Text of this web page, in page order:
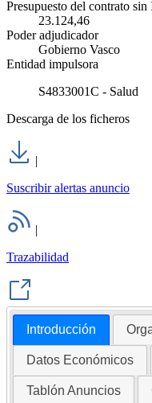
Presupuesto del contrato sin
23.124,46
Poder adjudicador
Gobierno Vasco
Entidad impulsora
S4833001C - Salud
Descarga de los ficheros
|
Suscribir alertas anuncio
|
Trazabilidad
Introducción
Datos Económicos
Tablón Anuncios